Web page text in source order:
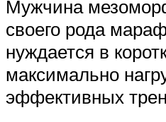
Мужчина
своего рода
нуждается в
максимально
эффективных